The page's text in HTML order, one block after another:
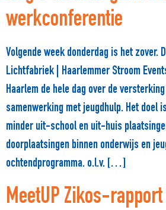
werkconferentie
Volgende week donderdag is het zover.
Lichtfabriek | Haarlemmer Stroom
Haarlem de hele dag over de
samenwerking met jeugdhulp. Het doel
minder uit-school en uit-huis
doorplaatsingen binnen onderwijs en
ochtendprogramma. o.l.v. […]
MeetUP Zikos-rapport